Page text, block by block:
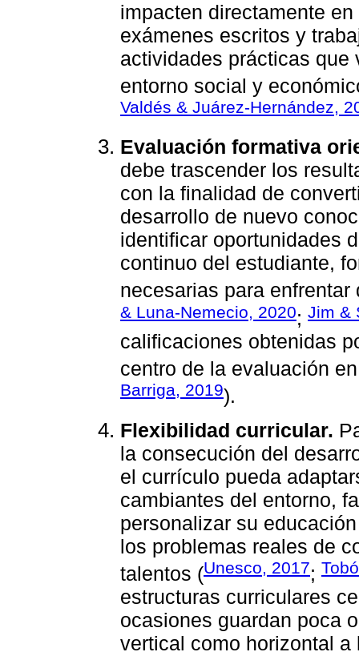
impacten directamente
exámenes escritos y
actividades prácticas
entorno social y
Valdés & Juárez-Hernández,
Evaluación formativa
debe trascender los
con la finalidad de
desarrollo de nuevo
identificar oportunidades
continuo del estudiante,
necesarias para
& Luna-Nemecio, 2020; Jim &
calificaciones obtenidas
centro de la evaluación
Barriga, 2019).
Flexibilidad curricular.
la consecución del
el currículo pueda
cambiantes del entorno,
personalizar su
los problemas reales de
talentos (Unesco, 2017;
estructuras curriculares
ocasiones guardan poca
vertical como horizontal